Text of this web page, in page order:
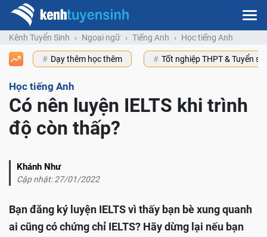
Kênh Tuyển Sinh Ngoại ngữ Tiếng Anh Học tiếng Anh
Dạy thêm học thêm Tốt nghiệp THPT & Tuyển
Học tiếng Anh
Có nên luyện IELTS khi trình
độ còn thấp?
Khánh Như
Cập nhật: 27/01/2022
Bạn đăng ký luyện IELTS vì thấy bạn bè xung quanh
ai cũng có chứng chỉ IELTS? Hãy dừng lại nếu bạn